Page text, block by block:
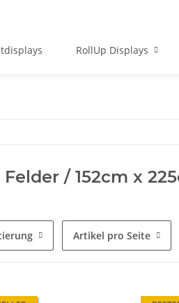
RollUp Displays
Felder / 152cm x
Artikel pro Seite